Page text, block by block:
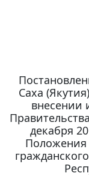
Саха
внесении
декабря
Положения